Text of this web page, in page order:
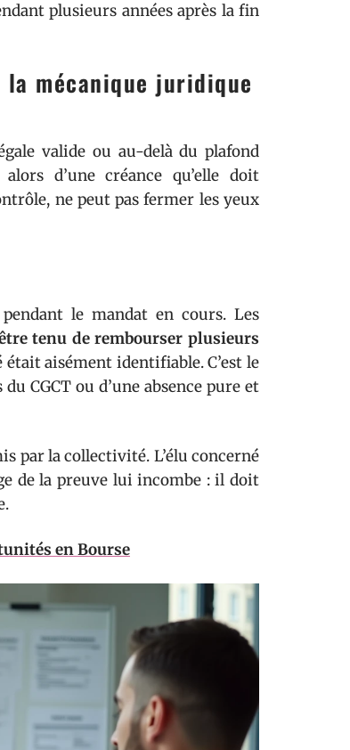
plusieurs années après la fin
mécanique juridique
valide ou au-delà du plafond
d’une créance qu’elle doit
ne peut pas fermer les yeux
le mandat en cours. Les
tenu de rembourser plusieurs
aisément identifiable. C’est le
CGCT ou d’une absence pure et
par la collectivité. L’élu concerné
de la preuve lui incombe : il doit
en Bourse